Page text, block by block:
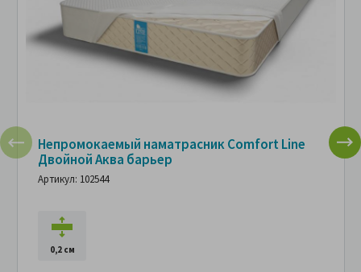
Непромокаемый наматрасник Comfort Line
Двойной Аква барьер
Артикул: 102544
0,2 см